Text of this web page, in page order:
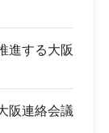
進する大阪
阪連絡会議